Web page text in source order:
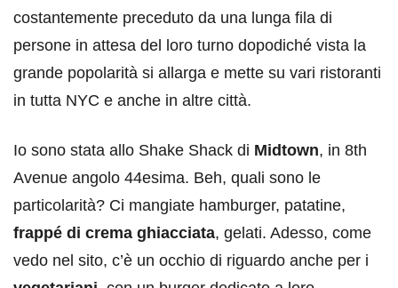
costantemente preceduto da una lunga fila di
persone in attesa del loro turno dopodiché vista la
grande popolarità si allarga e mette su vari ristoranti
in tutta NYC e anche in altre città.
Io sono stata allo Shake Shack di Midtown, in 8th
Avenue angolo 44esima. Beh, quali sono le
particolarità? Ci mangiate hamburger, patatine,
frappé di crema ghiacciata, gelati. Adesso, come
vedo nel sito, c’è un occhio di riguardo anche per i